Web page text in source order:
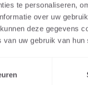
te personaliseren,
over uw
deze gegevens
uw gebruik van hun